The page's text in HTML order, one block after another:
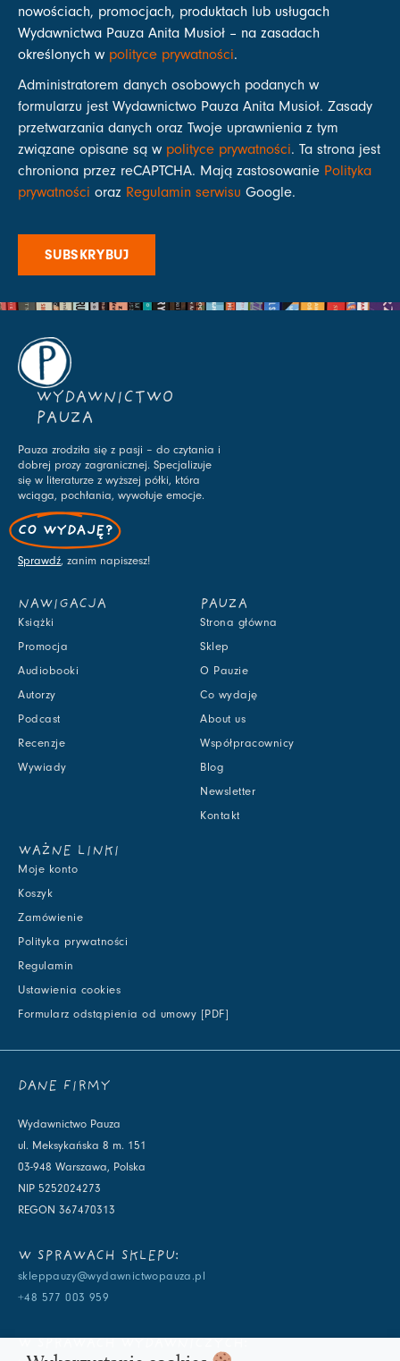
nowościach, promocjach, produktach lub usługach
Wydawnictwa Pauza Anita Musioł – na zasadach
określonych w polityce prywatności.
Administratorem danych osobowych podanych w
formularzu jest Wydawnictwo Pauza Anita Musioł. Zasady
przetwarzania danych oraz Twoje uprawnienia z tym
związane opisane są w polityce prywatności. Ta strona jest
chroniona przez reCAPTCHA. Mają zastosowanie Polityka
prywatności oraz Regulamin serwisu Google.
SUBSKRYBUJ
WYDAWNICTWO
PAUZA
Pauza zrodziła się z pasji – do czytania i
dobrej prozy zagranicznej. Specjalizuje
się w literaturze z wyższej półki, która
wciąga, pochłania, wywołuje emocje.
CO WYDAJĘ?
Sprawdź, zanim napiszesz!
NAWIGACJA
Książki
Promocja
Audiobooki
Autorzy
Podcast
Recenzje
Wywiady
PAUZA
Strona główna
Sklep
O Pauzie
Co wydaję
About us
Współpracownicy
Blog
Newsletter
Kontakt
WAŻNE LINKI
Moje konto
Koszyk
Zamówienie
Polityka prywatności
Regulamin
Ustawienia cookies
Formularz odstąpienia od umowy [PDF]
DANE FIRMY
Wydawnictwo Pauza
ul. Meksykańska 8 m. 151
03-948 Warszawa, Polska
NIP 5252024273
REGON 367470313
W SPRAWACH SKLEPU:
skleppauzy@wydawnictwopauza.pl
+48 577 003 959